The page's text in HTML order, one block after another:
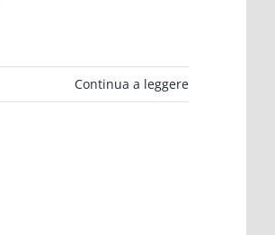
Continua a leggere